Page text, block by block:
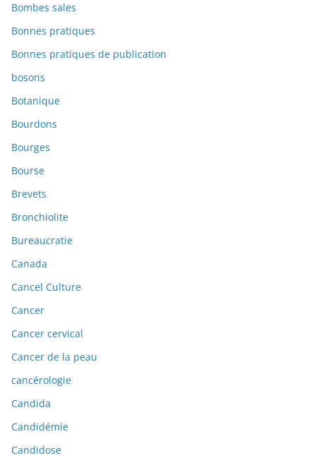
Bombes sales
Bonnes pratiques
Bonnes pratiques de publication
bosons
Botanique
Bourdons
Bourges
Bourse
Brevets
Bronchiolite
Bureaucratie
Canada
Cancel Culture
Cancer
Cancer cervical
Cancer de la peau
cancérologie
Candida
Candidémie
Candidose